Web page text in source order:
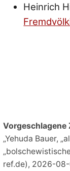
Heinrich
Vorgeschlagene
„Yehuda Bauer,
ref.de), 2026-